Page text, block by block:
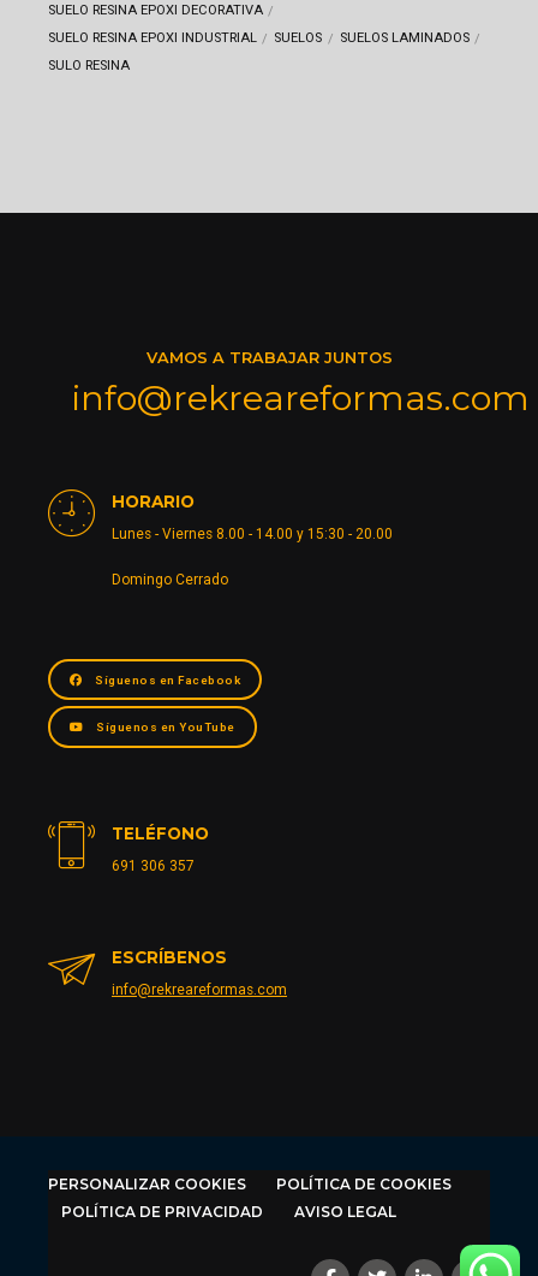
SUELO RESINA EPOXI DECORATIVA
SUELO RESINA EPOXI INDUSTRIAL
SUELOS
SUELOS LAMINADOS
SULO RESINA
VAMOS A TRABAJAR JUNTOS
info@rekreareformas.com
HORARIO
Lunes - Viernes 8.00 - 14.00 y 15:30 - 20.00
Domingo Cerrado
Síguenos en Facebook
Síguenos en YouTube
TELÉFONO
691 306 357
ESCRÍBENOS
info@rekreareformas.com
PERSONALIZAR COOKIES
POLÍTICA DE COOKIES
POLÍTICA DE PRIVACIDAD
AVISO LEGAL